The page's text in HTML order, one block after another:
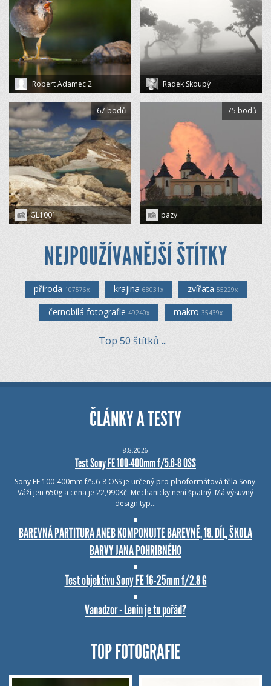
Robert Adamec 2 Radek Skoupý
GL1001
67 bodů
pazy
75 bodů
NEJPOUŽÍVANĚJŠÍ ŠTÍTKY
příroda 107576x krajina 68031x zvířata 55229x
černobílá fotografie 49240x makro 35439x
Top 50 štítků ...
ČLÁNKY A TESTY
8.8.2026
Test Sony FE 100-400mm f/5.6-8 OSS
Sony FE 100-400mm f/5.6-8 OSS je určený pro plnoformátová těla Sony.
Váží jen 650g a cena je 22,990Kč. Mechanicky není špatný. Má výsuvný
design typ…
BAREVNÁ PARTITURA ANEB KOMPONUJTE BAREVNĚ, 18. DÍL, ŠKOLA
BARVY JANA POHRIBNÉHO
Test objektivu Sony FE 16-25mm f/2.8 G
Vanadzor - Lenin je tu pořád?
TOP FOTOGRAFIE